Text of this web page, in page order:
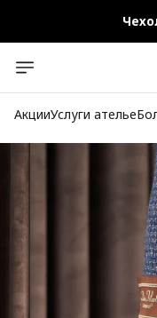
Бесплатная
АкцииУслуги ателье